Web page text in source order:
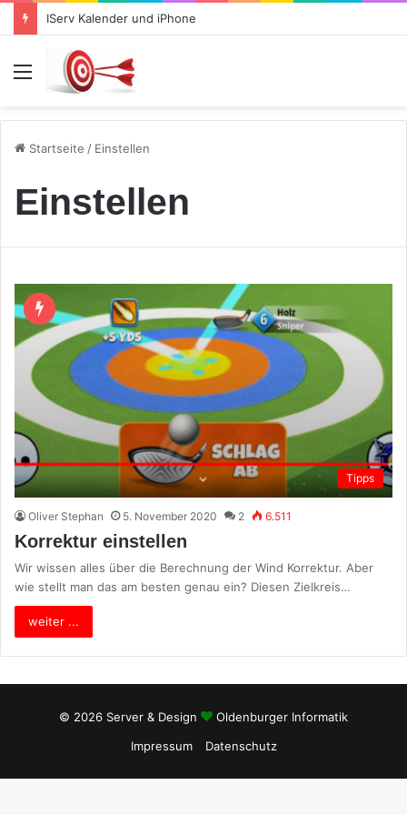
IServ Kalender und iPhone
Menü
Startseite / Einstellen
Einstellen
Tipps
Oliver Stephan 5. November 2020 2 6.511
Korrektur einstellen
Wir wissen alles über die Berechnung der Wind Korrektur. Aber
wie stellt man das am besten genau ein? Diesen Zielkreis…
weiter ...
© 2026 Server & Design
Oldenburger Informatik
Impressum
Datenschutz